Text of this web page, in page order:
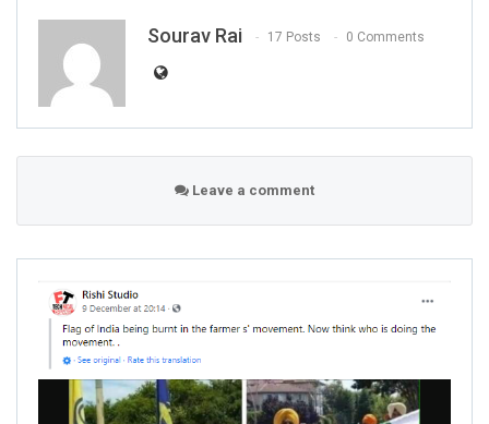
Sourav Rai 17 Posts 0 Comments
Leave a comment